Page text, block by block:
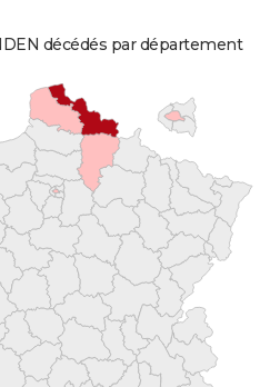
décédés par département